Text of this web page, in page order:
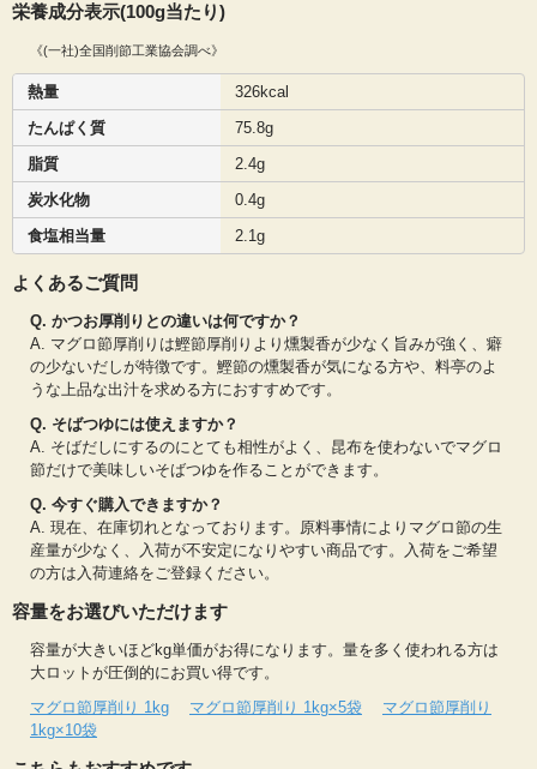
栄養成分表示(100g当たり)
《(一社)全国削節工業協会調べ》
熱量
326kcal
たんぱく質
75.8g
脂質
2.4g
炭水化物
0.4g
食塩相当量
2.1g
よくあるご質問
Q. かつお厚削りとの違いは何ですか？
A. マグロ節厚削りは鰹節厚削りより燻製香が少なく旨みが強く、癖
の少ないだしが特徴です。鰹節の燻製香が気になる方や、料亭のよ
うな上品な出汁を求める方におすすめです。
Q. そばつゆには使えますか？
A. そばだしにするのにとても相性がよく、昆布を使わないでマグロ
節だけで美味しいそばつゆを作ることができます。
Q. 今すぐ購入できますか？
A. 現在、在庫切れとなっております。原料事情によりマグロ節の生
産量が少なく、入荷が不安定になりやすい商品です。入荷をご希望
の方は入荷連絡をご登録ください。
容量をお選びいただけます
容量が大きいほどkg単価がお得になります。量を多く使われる方は
大ロットが圧倒的にお買い得です。
マグロ節厚削り 1kg
マグロ節厚削り 1kg×5袋
マグロ節厚削り
1kg×10袋